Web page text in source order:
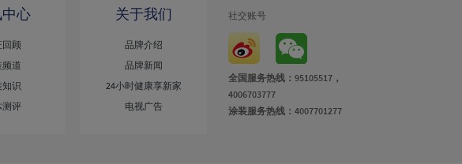
心
顾
道
识
测评
关于我们
品牌介绍
品牌新闻
24小时健康享新家
电视广告
社交账号
全国服务热线：95105517，
4006703777
涂装服务热线：4007701277